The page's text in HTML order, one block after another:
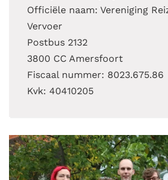
Officiële naam: Vereniging
Vervoer
Postbus 2132
3800 CC Amersfoort
Fiscaal nummer: 8023.675.86
Kvk: 40410205